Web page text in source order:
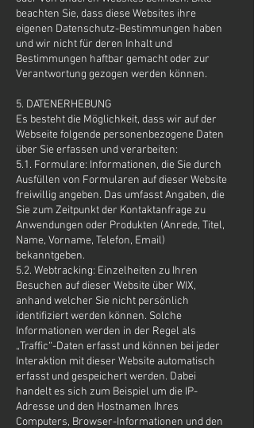
beachten Sie, dass diese Websites ihre
eigenen Datenschutz-Bestimmungen haben
und wir nicht für deren Inhalt und
Bestimmungen haftbar gemacht oder zur
Verantwortung gezogen werden können.
5. DATENERHEBUNG
Es besteht die Möglichkeit, dass wir auf der
Webseite folgende personenbezogene Daten
über Sie erfassen und verarbeiten:
5.1. Formulare: Informationen, die Sie durch
Ausfüllen von Formularen auf dieser Website
freiwillig angeben. Das umfasst Angaben, die
Sie zum Zeitpunkt der Kontaktanfrage zu
Anwendungen oder Produkten (Anrede, Titel,
Name, Vorname, Telefon, Email)
bekanntgeben.
5.2. Webtracking: Einzelheiten zu Ihren
Besuchen auf dieser Website über WIX,
anhand welcher Sie nicht persönlich
identifiziert werden können. Solche
Informationen werden in der Regel als
„Traffic“-Daten erfasst und können bei jeder
Interaktion mit dieser Website automatisch
erfasst und gespeichert werden. Dabei
handelt es sich zum Beispiel um die IP-
Adresse und den Hostnamen Ihres
Computers, Browser-Informationen und den